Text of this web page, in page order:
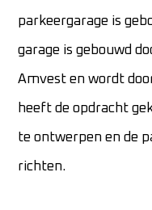
parkeergarage is
garage is gebouwd
Amvest en wordt
heeft de opdracht
te ontwerpen en de
richten.